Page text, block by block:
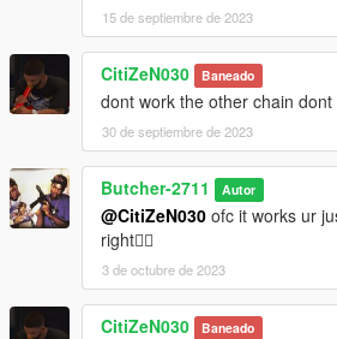
15 de septiembre de 2023
CitiZeN030 Baneado
dont work the other chain
30 de septiembre de 2023
Butcher-2711 Autor
@CitiZeN030 ofc it works ur
right🤦‍♂️
3 de octubre de 2023
CitiZeN030 Baneado